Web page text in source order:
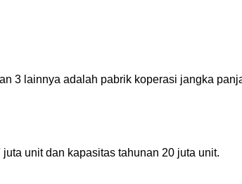
3 lainnya adalah pabrik koperasi jangka
unit dan kapasitas tahunan 20 juta unit.